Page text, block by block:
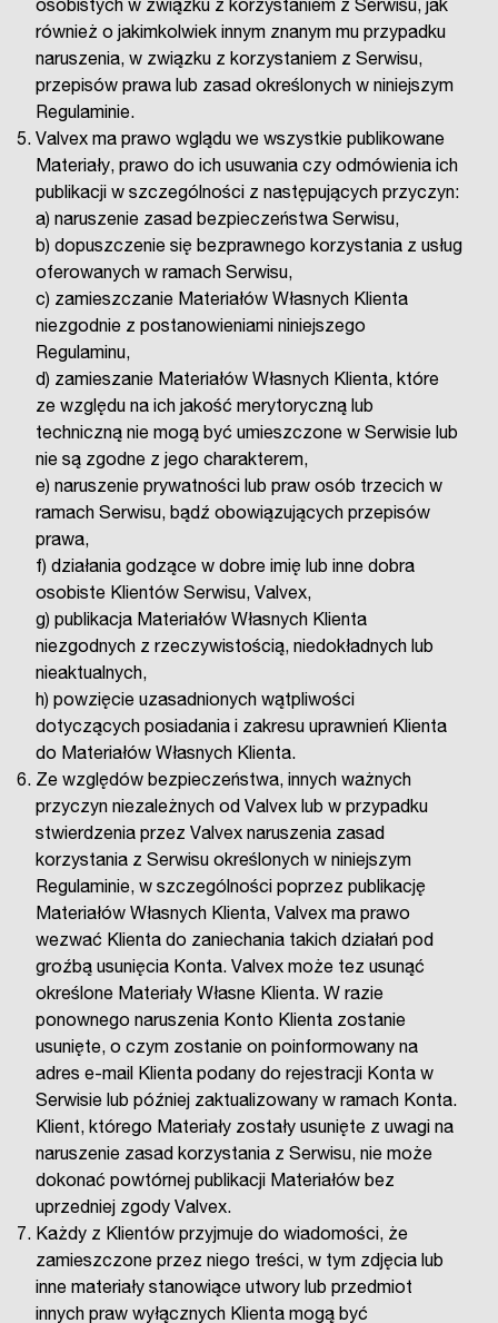
osobistych w związku z korzystaniem z Serwisu, jak
również o jakimkolwiek innym znanym mu przypadku
naruszenia, w związku z korzystaniem z Serwisu,
przepisów prawa lub zasad określonych w niniejszym
Regulaminie.
Valvex ma prawo wglądu we wszystkie publikowane
Materiały, prawo do ich usuwania czy odmówienia ich
publikacji w szczególności z następujących przyczyn:
a) naruszenie zasad bezpieczeństwa Serwisu,
b) dopuszczenie się bezprawnego korzystania z usług
oferowanych w ramach Serwisu,
c) zamieszczanie Materiałów Własnych Klienta
niezgodnie z postanowieniami niniejszego
Regulaminu,
d) zamieszanie Materiałów Własnych Klienta, które
ze względu na ich jakość merytoryczną lub
techniczną nie mogą być umieszczone w Serwisie lub
nie są zgodne z jego charakterem,
e) naruszenie prywatności lub praw osób trzecich w
ramach Serwisu, bądź obowiązujących przepisów
prawa,
f) działania godzące w dobre imię lub inne dobra
osobiste Klientów Serwisu, Valvex,
g) publikacja Materiałów Własnych Klienta
niezgodnych z rzeczywistością, niedokładnych lub
nieaktualnych,
h) powzięcie uzasadnionych wątpliwości
dotyczących posiadania i zakresu uprawnień Klienta
do Materiałów Własnych Klienta.
Ze względów bezpieczeństwa, innych ważnych
przyczyn niezależnych od Valvex lub w przypadku
stwierdzenia przez Valvex naruszenia zasad
korzystania z Serwisu określonych w niniejszym
Regulaminie, w szczególności poprzez publikację
Materiałów Własnych Klienta, Valvex ma prawo
wezwać Klienta do zaniechania takich działań pod
groźbą usunięcia Konta. Valvex może tez usunąć
określone Materiały Własne Klienta. W razie
ponownego naruszenia Konto Klienta zostanie
usunięte, o czym zostanie on poinformowany na
adres e-mail Klienta podany do rejestracji Konta w
Serwisie lub później zaktualizowany w ramach Konta.
Klient, którego Materiały zostały usunięte z uwagi na
naruszenie zasad korzystania z Serwisu, nie może
dokonać powtórnej publikacji Materiałów bez
uprzedniej zgody Valvex.
Każdy z Klientów przyjmuje do wiadomości, że
zamieszczone przez niego treści, w tym zdjęcia lub
inne materiały stanowiące utwory lub przedmiot
innych praw wyłącznych Klienta mogą być